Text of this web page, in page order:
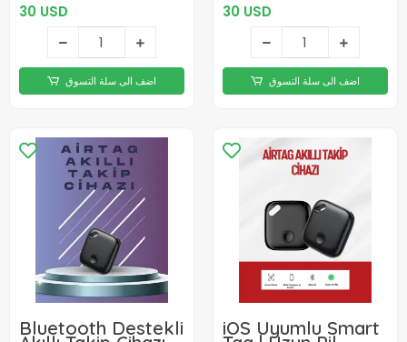
30 USD
اضف الى سلة التسوق
30 USD
اضف الى سلة التسوق
Bluetooth Destekli iOS Uyumlu Smart